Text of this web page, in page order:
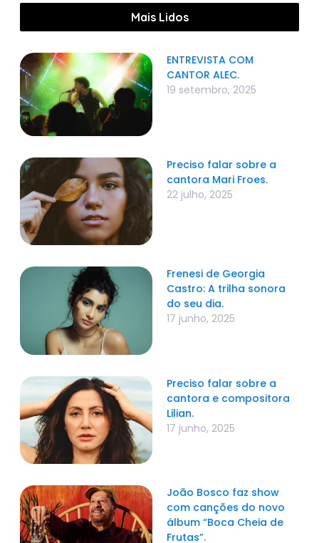
Mais Lidos
ENTREVISTA COM
CANTOR ALEC.
19 setembro, 2025
Preciso falar sobre a
cantora Mari Froes.
22 julho, 2025
Frenesi de Georgia
Castro: A trilha sonora
do seu dia.
17 junho, 2025
Preciso falar sobre a
cantora e compositora
Lilian.
17 junho, 2025
João Bosco faz show
com canções do novo
álbum “Boca Cheia de
Frutas”.